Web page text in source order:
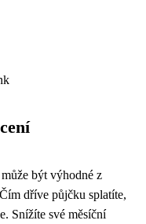
být výhodné z
dříve půjčku splatíte,
Snížíte své měsíční